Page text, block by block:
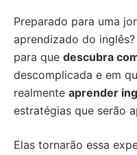
Preparado para uma
aprendizado do
para que descubra
descomplicada e em
realmente aprender
estratégias que serão
Elas tornarão essa